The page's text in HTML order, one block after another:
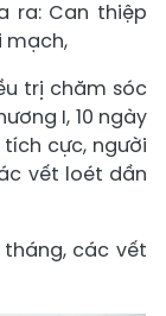
ra: Can thiệp
mạch,
trị chăm sóc
I, 10 ngày
cực, người
vết loét dần
các vết